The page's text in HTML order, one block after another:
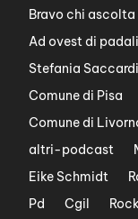
Bravo chi ascolta
Ad ovest di
Stefania Saccardi
Comune di Pisa
Comune di
altri-podcast
Eike Schmidt
Pd
Cgil